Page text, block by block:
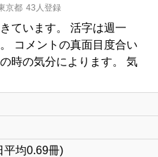
京都 43人登録
ています。 活字は週一
コメントの真面目度合い
時の気分によります。 気
平均0.69冊)